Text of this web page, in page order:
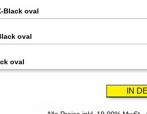
Black oval
oval
oval